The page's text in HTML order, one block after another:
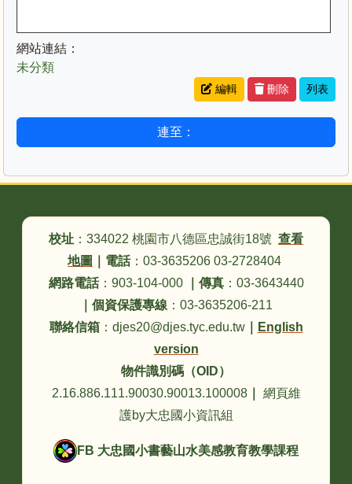
網站連結：
未分類
編輯 刪除 列表
連至：
校址 ：334022 桃園市八德區忠誠街18號 查看
地圖
電話：03-3635206 03-2728404
網路電話：903-104-000 傳真：03-3643440
個資保護專線 ：03-3635206-211
聯絡信箱：djes20@djes.tyc.edu.tw｜
English
version
物件識別碼（OID）
2.16.886.111.90030.90013.100008｜
網頁維
護by大忠國小資訊組
FB 大忠國小書藝山水美感教育教學課程